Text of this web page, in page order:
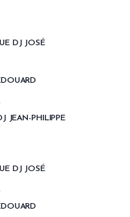
DJ JOSÉ
JEAN-PHILIPPE
DJ JOSÉ